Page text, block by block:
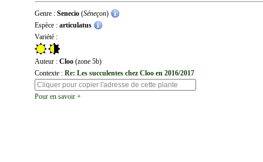
Genre : Senecio (Séneçon)
Espèce : articulatus
Variété :
Auteur : Cloo (zone 5b)
Contexte : Re: Les succulentes chez Cloo en 2016/2017
Pour en savoir +